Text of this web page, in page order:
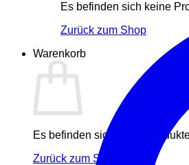
Es befinden sich keine
Zurück zum Shop
Warenkorb
Es befinden sich keine
Zurück zum Shop